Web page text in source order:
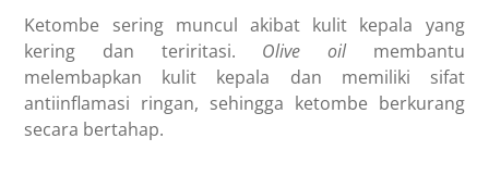
Ketombe sering muncul akibat kulit kepala yang
kering dan teriritasi. Olive oil membantu
melembapkan kulit kepala dan memiliki sifat
antiinflamasi ringan, sehingga ketombe berkurang
secara bertahap.